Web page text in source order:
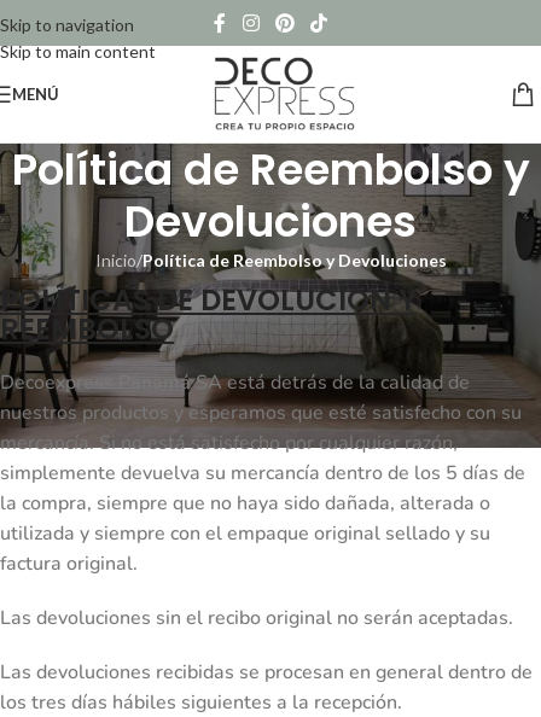
Skip to navigation
Skip to main content
MENÚ
Política de Reembolso y
Devoluciones
Inicio/Política de Reembolso y Devoluciones
POLÍTICAS DE DEVOLUCIÓN Y
REEMBOLSO
Decoexpress Panamá SA está detrás de la calidad de
nuestros productos y esperamos que esté satisfecho con su
mercancía. Si no está satisfecho por cualquier razón,
simplemente devuelva su mercancía dentro de los 5 días de
la compra, siempre que no haya sido dañada, alterada o
utilizada y siempre con el empaque original sellado y su
factura original.
Las devoluciones sin el recibo original no serán aceptadas.
Las devoluciones recibidas se procesan en general dentro de
los tres días hábiles siguientes a la recepción.